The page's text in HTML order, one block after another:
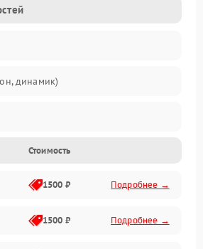
динамик)
и сенсором
Стоимость
1500 ₽ Подробнее →
1500 ₽ Подробнее →